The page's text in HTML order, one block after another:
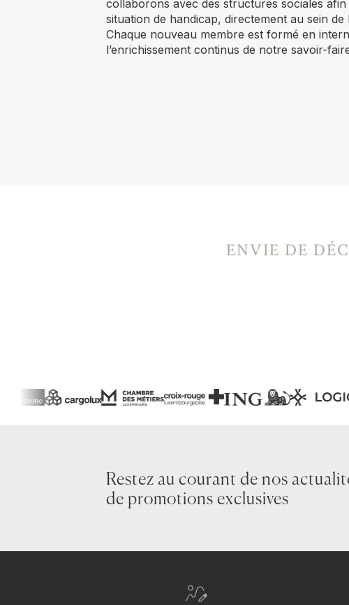
collaborons avec des structures sociales afin
situation de handicap, directement au sein de
Chaque nouveau membre est formé en
l’enrichissement continus de notre savoir-
ENVIE DE
Restez au courant de nos
de promotions exclusives